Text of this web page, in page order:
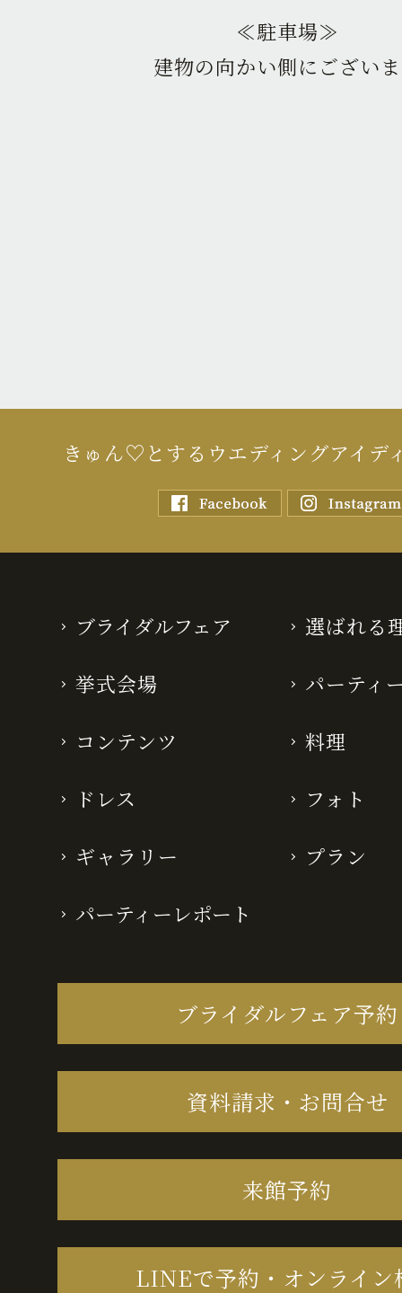
≪駐車場≫
建物の向かい側にござい
きゅん♡とするウエディングアイデ
ブライダルフェア 選ばれる
挙式会場 パーティ
コンテンツ 料理
ドレス フォト
ギャラリー プラン
パーティーレポート
ブライダルフェア予約
資料請求・お問合せ
来館予約
LINEで予約・オンライン